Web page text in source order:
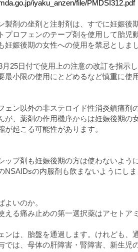
iyaku_anzen/file/PMDSI312.pdf
剤の坐剤と注射剤は、すでに妊娠後
プロフェンのテープ剤を使用して胎児
妊娠後期の女性への使用を禁忌としまし
月25日付で使用上の注意の改訂を指示
最小限の使用にとどめるなど慎重に使
ェン以外の非ステロイド性消炎鎮痛
が、薬剤の作用機序からは妊娠後期の
が起こる可能性があります。
ップ剤も妊娠後期の方は使わないよう
NSAIDsの内服剤も飲まないようにしま
よいのか。
える痛み止めの第一選択薬はアセトア
ンは、胎盤を通過します。けれども、
では、母体の肝障害・腎障害、新生児